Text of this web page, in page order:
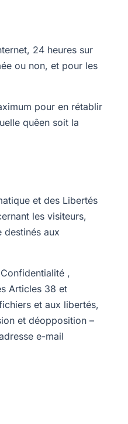
24 heures sur
ou non, et pour les
pour en rétablir
quêen soit la
et des Libertés
les visiteurs,
aux
,
Articles 38 et
et aux libertés,
et déopposition –
e-mail